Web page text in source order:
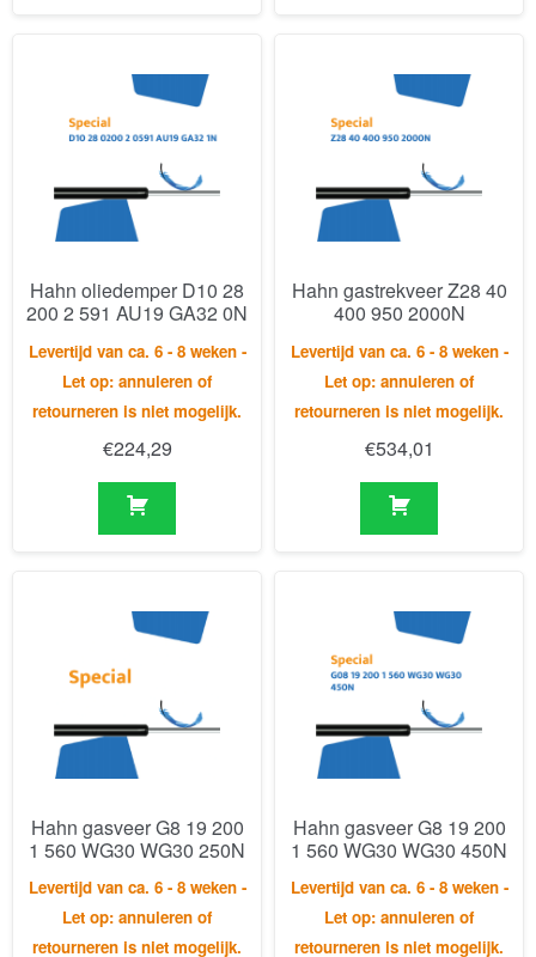
Hahn oliedemper D10 28
200 2 591 AU19 GA32 0N
Levertijd van ca. 6 - 8 weken -
retourneren is niet mogelijk.
Hahn gastrekveer Z28 40
400 950 2000N
Levertijd van ca. 6 - 8 weken -
retourneren is niet mogelijk.
Hahn gasveer G8 19 200
1 560 WG30 WG30 250N
Levertijd van ca. 6 - 8 weken -
retourneren is niet mogelijk.
€181,28
Hahn gasveer G8 19 200
1 560 WG30 WG30 450N
Levertijd van ca. 6 - 8 weken -
retourneren is niet mogelijk.
€134,00